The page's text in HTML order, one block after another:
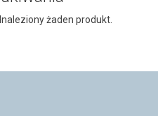
żaden produkt.